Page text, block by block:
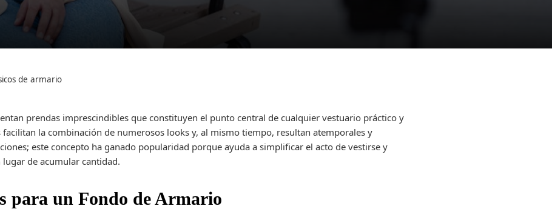
de armario
prendas imprescindibles que constituyen el punto central de cualquier vestuario práctico y
facilitan la combinación de numerosos looks y, al mismo tiempo, resultan atemporales y
este concepto ha ganado popularidad porque ayuda a simplificar el acto de vestirse y
de acumular cantidad.
para un Fondo de Armario